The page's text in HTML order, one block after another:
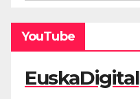
YouTube
EuskaDigital